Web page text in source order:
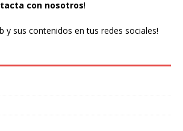
con nosotros!
y sus contenidos en tus redes sociales!